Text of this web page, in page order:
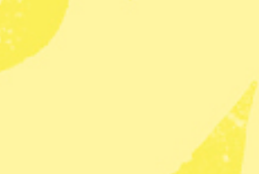
Adam Ihse/TT
Fler artiklar av skribenten